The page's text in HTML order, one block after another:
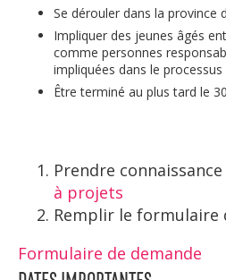
Se dérouler dans la province
Impliquer des jeunes âgés
comme personnes
impliquées dans le
Être terminé au plus tard le
Prendre connaissance
à projets
Remplir le formulaire
Formulaire de demande